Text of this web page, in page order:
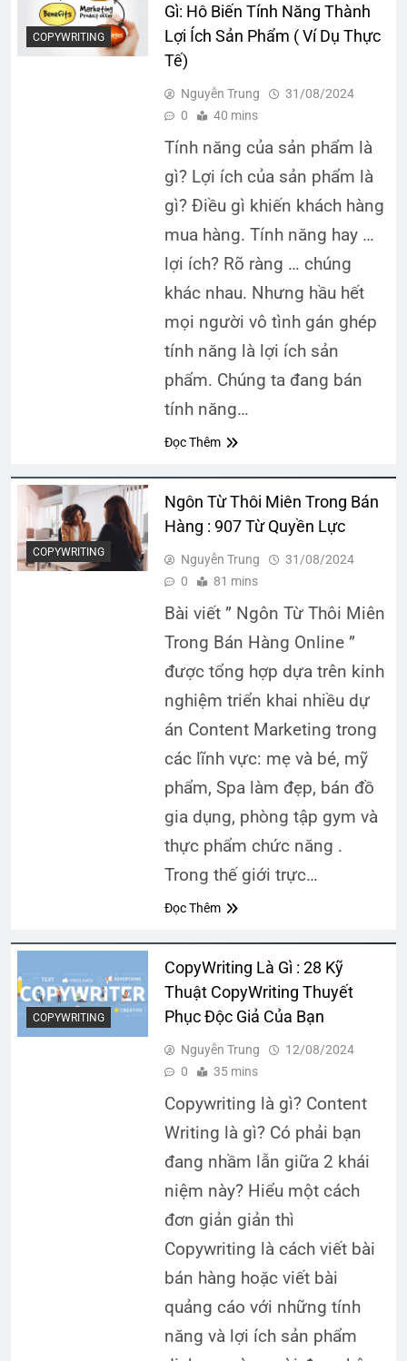
COPYWRITING
Gì: Hô Biến Tính Năng Thành
Lợi Ích Sản Phẩm ( Ví Dụ Thực
Tế)
Nguyễn Trung
31/08/2024
0
40 mins
Tính năng của sản phẩm là
gì? Lợi ích của sản phẩm là
gì? Điều gì khiến khách hàng
mua hàng. Tính năng hay …
lợi ích? Rõ ràng … chúng
khác nhau. Nhưng hầu hết
mọi người vô tình gán ghép
tính năng là lợi ích sản
phẩm. Chúng ta đang bán
tính năng…
Đọc Thêm
COPYWRITING
Ngôn Từ Thôi Miên Trong Bán
Hàng : 907 Từ Quyền Lực
Nguyễn Trung
31/08/2024
0
81 mins
Bài viết ” Ngôn Từ Thôi Miên
Trong Bán Hàng Online ”
được tổng hợp dựa trên kinh
nghiệm triển khai nhiều dự
án Content Marketing trong
các lĩnh vực: mẹ và bé, mỹ
phẩm, Spa làm đẹp, bán đồ
gia dụng, phòng tập gym và
thực phẩm chức năng .
Trong thế giới trực…
Đọc Thêm
COPYWRITING
CopyWriting Là Gì : 28 Kỹ
Thuật CopyWriting Thuyết
Phục Độc Giả Của Bạn
Nguyễn Trung
12/08/2024
0
35 mins
Copywriting là gì? Content
Writing là gì? Có phải bạn
đang nhầm lẫn giữa 2 khái
niệm này? Hiểu một cách
đơn giản giản thì
Copywriting là cách viết bài
bán hàng hoặc viết bài
quảng cáo với những tính
năng và lợi ích sản phẩm